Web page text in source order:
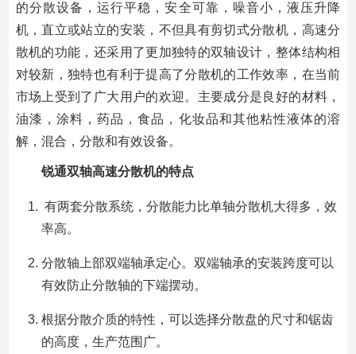
的分散设备，运行平稳，安全可靠，噪音小，液压升降
机，直立或站立的安装，不但具有剪切式分散机，高速分
散机的功能，还采用了更加独特的双轴设计，整体结构相
对较新，独特也有利于提高了分散机的工作效率，在当前
市场上受到了广大用户的欢迎。主要成分是良好的材料，
油漆，涂料，药品，食品，化妆品和其他粘性液体的溶
解，混合，分散和有效设备。
锐通双轴高速分散机的特点
有两套分散系统，分散能力比单轴分散机大得多，效
率高。
分散轴上部双端轴承定心。双端轴承的安装跨度可以
有效防止分散轴的下端摆动。
根据分散介质的特性，可以选择分散盘的尺寸和锯齿
的高度，生产范围广。